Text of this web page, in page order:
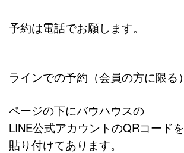
予約は電話でお願します。
ラインでの予約（会員の方に限る）
ページの下にバウハウスの
LINE公式アカウントのQRコードを
貼り付けてあります。